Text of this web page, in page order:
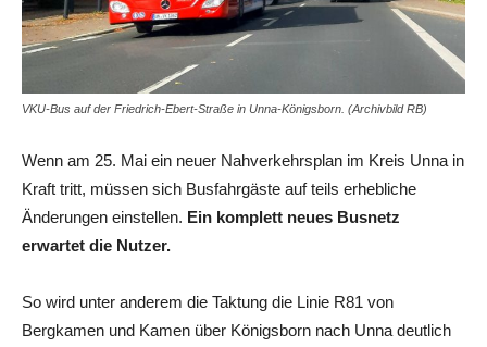
VKU-Bus auf der Friedrich-Ebert-Straße in Unna-Königsborn. (Archivbild RB)
Wenn am 25. Mai ein neuer Nahverkehrsplan im Kreis Unna in
Kraft tritt, müssen sich Busfahrgäste auf teils erhebliche
Änderungen einstellen. Ein komplett neues Busnetz
erwartet die Nutzer.
So wird unter anderem die Taktung die Linie R81 von
Bergkamen und Kamen über Königsborn nach Unna deutlich